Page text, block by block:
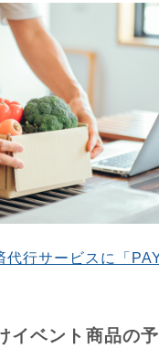
代行サービスに「
イベント商品の